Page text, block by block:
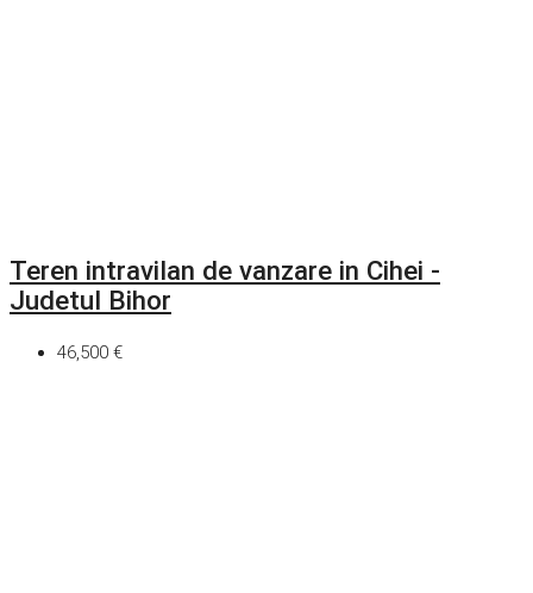
Teren intravilan de vanzare in Cihei -
Judetul Bihor
46,500 €